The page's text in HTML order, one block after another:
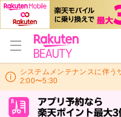
システムメンテナンスに伴
2:00〜5:30